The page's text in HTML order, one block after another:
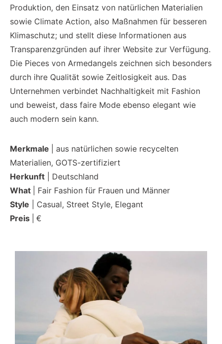
Produktion, den Einsatz von natürlichen Materialien
sowie Climate Action, also Maßnahmen für besseren
Klimaschutz; und stellt diese Informationen aus
Transparenzgründen auf ihrer Website zur Verfügung.
Die Pieces von Armedangels zeichnen sich besonders
durch ihre Qualität sowie Zeitlosigkeit aus. Das
Unternehmen verbindet Nachhaltigkeit mit Fashion
und beweist, dass faire Mode ebenso elegant wie
auch modern sein kann.
Merkmale
| aus natürlichen sowie recycelten
Materialien, GOTS-zertifiziert
Herkunft | Deutschland
What
| Fair Fashion für Frauen und Männer
Style | Casual, Street Style, Elegant
Preis
€